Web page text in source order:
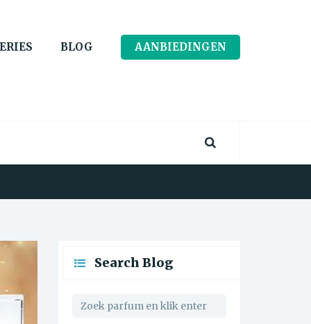
BLOG AANBIEDINGEN
Search Blog